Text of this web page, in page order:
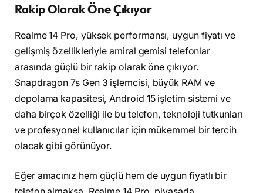
Rakip Olarak Öne Çıkıyor
Realme 14 Pro, yüksek performansı, uygun fiyatı ve
gelişmiş özellikleriyle amiral gemisi telefonlar
arasında güçlü bir rakip olarak öne çıkıyor.
Snapdragon 7s Gen 3 işlemcisi, büyük RAM ve
depolama kapasitesi, Android 15 işletim sistemi ve
daha birçok özelliği ile bu telefon, teknoloji tutkunları
ve profesyonel kullanıcılar için mükemmel bir tercih
olacak gibi görünüyor.
Eğer amacınız hem güçlü hem de uygun fiyatlı bir